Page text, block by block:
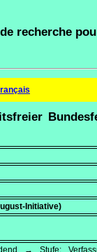
recherche
Initiative)
→ Stufe: